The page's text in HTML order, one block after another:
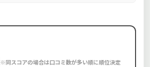
※同スコアの場合は口コミ数が多い順に順位決定